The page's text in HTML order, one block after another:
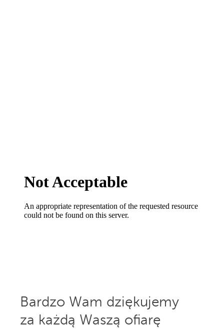
Bardzo Wam dziękujemy
za każdą Waszą ofiarę